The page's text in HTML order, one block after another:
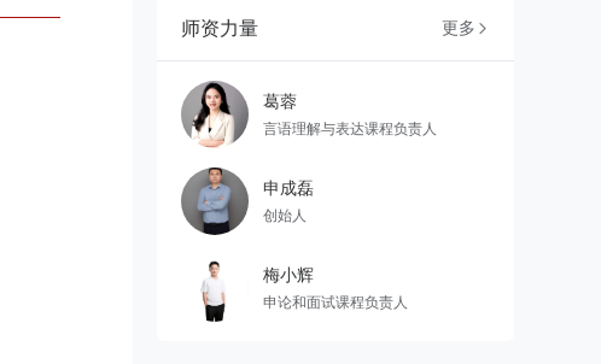
师资力量 更多 
葛蓉
言语理解与表达课程负责人
申成磊
创始人
梅小辉
申论和面试课程负责人